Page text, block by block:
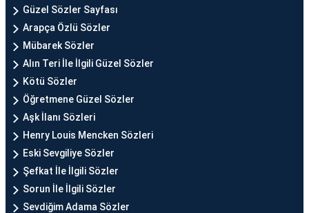
Güzel Sözler Sayfası
Arapça Özlü Sözler
Mübarek Sözler
Alın Teri İle İlgili Güzel Sözler
Kötü Sözler
Öğretmene Güzel Sözler
Aşk İlanı Sözleri
Henry Louis Mencken Sözleri
Eski Sevgiliye Sözler
Şefkat İle İlgili Sözler
Sorun İle İlgili Sözler
Sevdiğim Adama Sözler